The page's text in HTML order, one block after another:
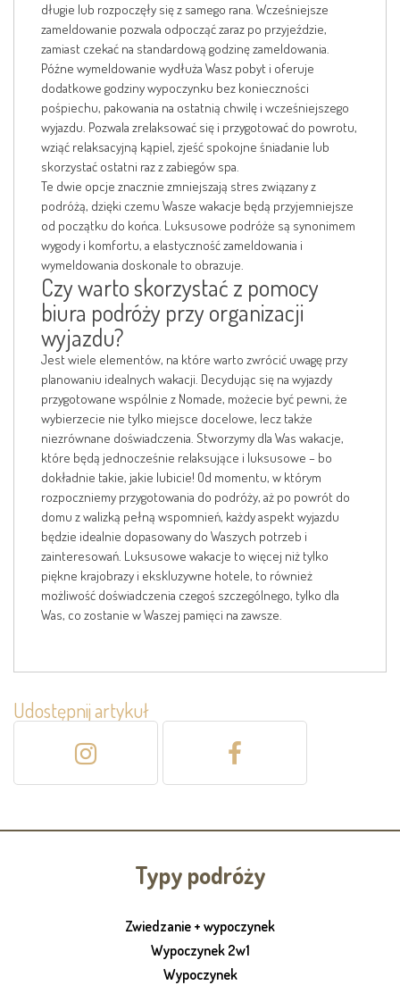
długie lub rozpoczęły się z samego rana. Wcześniejsze
zameldowanie pozwala odpocząć zaraz po przyjeździe,
zamiast czekać na standardową godzinę zameldowania.
Późne wymeldowanie wydłuża Wasz pobyt i oferuje
dodatkowe godziny wypoczynku bez konieczności
pośpiechu, pakowania na ostatnią chwilę i wcześniejszego
wyjazdu. Pozwala zrelaksować się i przygotować do powrotu,
wziąć relaksacyjną kąpiel, zjeść spokojne śniadanie lub
skorzystać ostatni raz z zabiegów spa.
Te dwie opcje znacznie zmniejszają stres związany z
podróżą, dzięki czemu Wasze wakacje będą przyjemniejsze
od początku do końca. Luksusowe podróże są synonimem
wygody i komfortu, a elastyczność zameldowania i
wymeldowania doskonale to obrazuje.
Czy warto skorzystać z pomocy
biura podróży przy organizacji
wyjazdu?
Jest wiele elementów, na które warto zwrócić uwagę przy
planowaniu idealnych wakacji. Decydując się na wyjazdy
przygotowane wspólnie z Nomade, możecie być pewni, że
wybierzecie nie tylko miejsce docelowe, lecz także
niezrównane doświadczenia. Stworzymy dla Was wakacje,
które będą jednocześnie relaksujące i luksusowe – bo
dokładnie takie, jakie lubicie! Od momentu, w którym
rozpoczniemy przygotowania do podróży, aż po powrót do
domu z walizką pełną wspomnień, każdy aspekt wyjazdu
będzie idealnie dopasowany do Waszych potrzeb i
zainteresowań. Luksusowe wakacje to więcej niż tylko
piękne krajobrazy i ekskluzywne hotele, to również
możliwość doświadczenia czegoś szczególnego, tylko dla
Was, co zostanie w Waszej pamięci na zawsze.
Udostępnij artykuł
Typy podróży
Zwiedzanie + wypoczynek
Wypoczynek 2w1
Wypoczynek